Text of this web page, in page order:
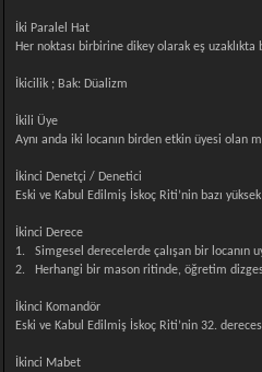
İki Paralel Hat
Her noktası birbirine dikey olarak eş
İkicilik ; Bak: Düalizm
İkili Üye
Aynı anda iki locanın birden etkin üyesi olan
İkinci Denetçi / Denetici
Eski ve Kabul Edilmiş İskoç Riti’nin bazı
İkinci Derece
1. Simgesel derecelerde çalışan bir locanın
2. Herhangi bir mason ritinde, öğretim
İkinci Komandör
Eski ve Kabul Edilmiş İskoç Riti’nin 32.
İkinci Mabet